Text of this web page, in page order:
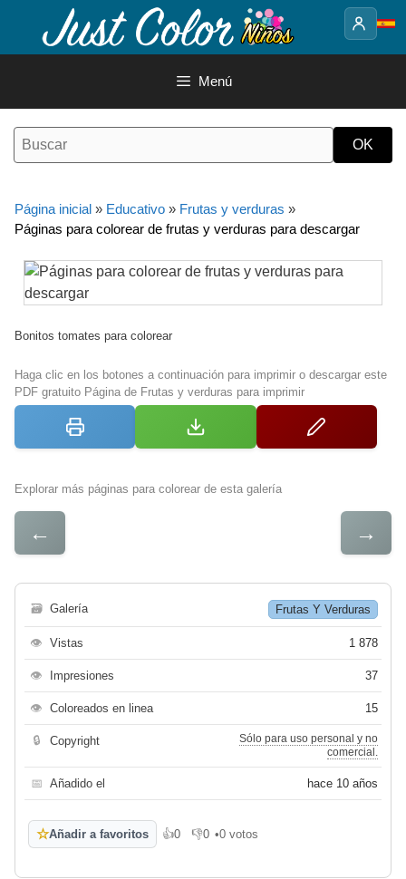
contenido
Menú
Página inicial » Educativo » Frutas y verduras »
Páginas para colorear de frutas y verduras para descargar
Bonitos tomates para colorear
Haga clic en los botones a continuación para imprimir o descargar este
PDF gratuito Página de Frutas y verduras para imprimir
Explorar más páginas para colorear de esta galería
← →
🗃 Galería Frutas Y Verduras
👁 Vistas 1 878
👁 Impresiones 37
👁 Coloreados en linea 15
🔒 Copyright
Sólo para uso personal y no
comercial.
📅 Añadido el hace 10 años
☆Añadir a favoritos 👍0
Me gusta
👎0
No me gusta
•0 votos